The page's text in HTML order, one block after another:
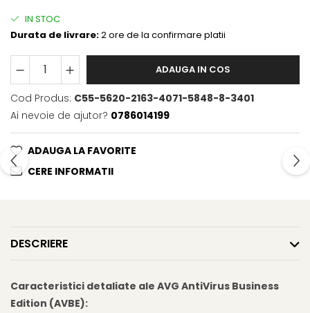
IN STOC
Durata de livrare:2 ore de la confirmare platii
ADAUGA IN COS
Cod Produs: C55-5620-2163-4071-5848-8-3401
Ai nevoie de ajutor? 0786014199
ADAUGA LA FAVORITE
CERE INFORMATII
DESCRIERE
Caracteristici detaliate ale AVG AntiVirus Business
Edition (AVBE):